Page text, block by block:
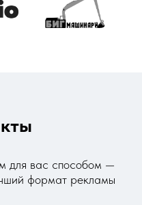
для вас способом —
формат рекламы